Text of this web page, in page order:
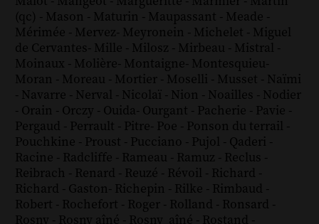
(qc) - Mason - Maturin - Maupassant - Meade -
Mérimée - Mervez- Meyronein - Michelet - Miguel
de Cervantes- Mille - Milosz - Mirbeau - Mistral -
Moinaux - Molière- Montaigne- Montesquieu-
Moran - Moreau - Mortier - Moselli - Musset - Naïmi
- Navarre - Nerval - Nicolaï - Nion - Noailles - Nodier
- Orain - Orczy - Ouida- Ourgant - Pacherie - Pavie -
Pergaud - Perrault - Pitre- Poe - Ponson du terrail -
Pouchkine - Proust - Pucciano - Pujol - Qaderi -
Racine - Radcliffe - Rameau - Ramuz - Reclus -
Reibrach - Renard - Reuzé - Révoil - Richard -
Richard - Gaston- Richepin - Rilke - Rimbaud -
Robert - Rochefort - Roger - Rolland - Ronsard -
Rosny - Rosny aîné - Rosny_aîné - Rostand -